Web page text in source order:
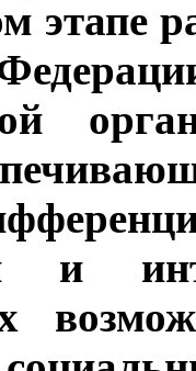
этапе
и